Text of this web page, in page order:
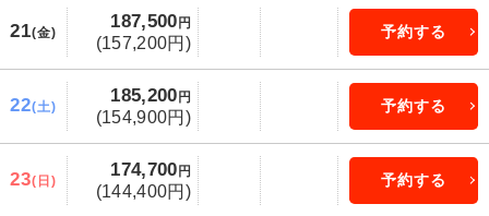
21(金)
187,500 円
(157,200円)
予約する
22(土)
185,200 円
(154,900円)
予約する
23(日)
174,700 円
(144,400円)
予約する